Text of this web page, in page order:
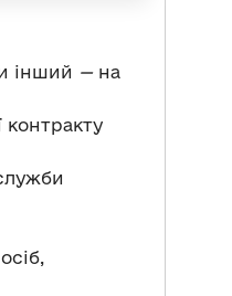
інший —на
контракту